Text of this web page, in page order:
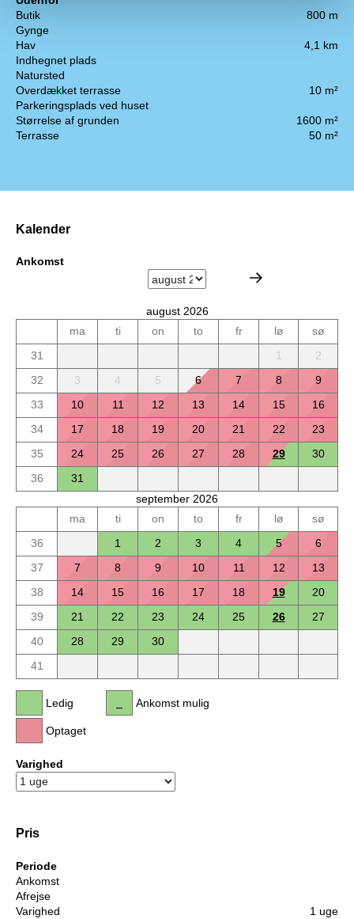
Butik
800 m
Gynge
Hav
4,1 km
Indhegnet plads
Natursted
Overdækket terrasse
10 m²
Parkeringsplads ved huset
Størrelse af grunden
1600 m²
Terrasse
50 m²
Kalender
Ankomst
august 2026
ma
ti on to fr lø
sø
31
1
2
32
3 4 5 6 7 8
9
33
10 11 12 13 14 15
16
34
17 18 19 20 21 22
23
35
24 25 26 27 28 29
30
36
31
september 2026
ma
ti on to fr lø
sø
36
1 2 3 4 5
6
37
7 8 9 10 11 12
13
38
14 15 16 17 18 19
20
39
21 22 23 24 25 26
27
40
28 29
30
41
Ledig
Optaget
Ankomst mulig
Varighed
Pris
Periode
Ankomst
Afrejse
Varighed
1 uge